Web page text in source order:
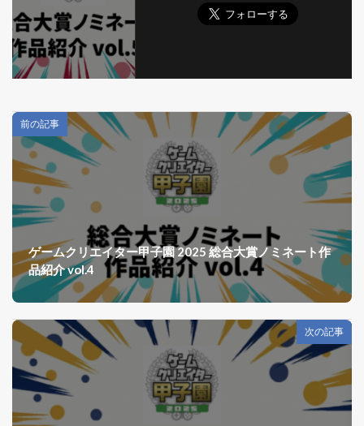
前の記事
ゲームクリエイター甲子園 2025 総合大賞ノミネート作
品紹介 vol.4
次の記事